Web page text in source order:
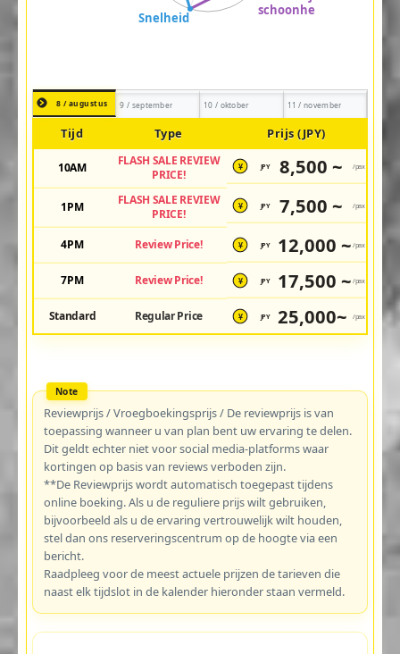
8 / augustus 9 / september 10 / oktober 11 / november
Tijd Type Prijs (JPY)
10AM
FLASH SALE REVIEW
PRICE!
¥ JPY 8,500 ~ /pax
1PM
FLASH SALE REVIEW
PRICE!
¥ JPY 7,500 ~ /pax
4PM Review Price! ¥ JPY 12,000 ~ /pax
7PM Review Price! ¥ JPY 17,500 ~ /pax
Standard Regular Price ¥ JPY 25,000~ /pax
Reviewprijs / Vroegboekingsprijs / De reviewprijs is van
toepassing wanneer u van plan bent uw ervaring te delen.
Dit geldt echter niet voor social media-platforms waar
kortingen op basis van reviews verboden zijn.
**De Reviewprijs wordt automatisch toegepast tijdens
online boeking. Als u de reguliere prijs wilt gebruiken,
bijvoorbeeld als u de ervaring vertrouwelijk wilt houden,
stel dan ons reserveringscentrum op de hoogte via een
bericht.
Raadpleeg voor de meest actuele prijzen de tarieven die
naast elk tijdslot in de kalender hieronder staan vermeld.